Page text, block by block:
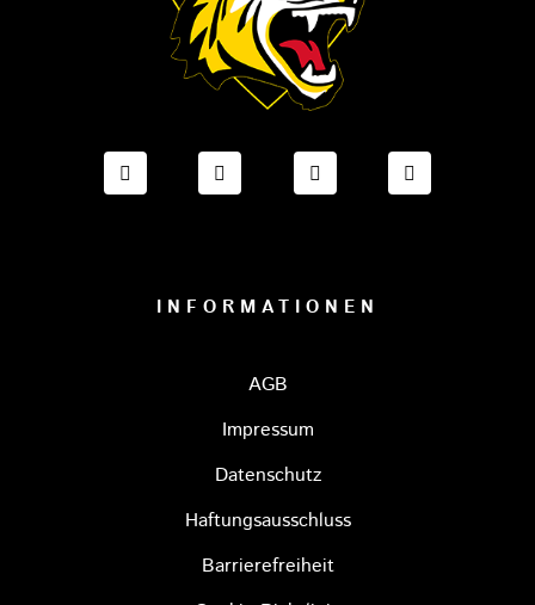
FACEBOOK ONESTO TIGERS BAYREUTH
INSTAGRAM ONESTO TIGERS
TIKTOK ONESTO
INFORMATIONEN
AGB
Impressum
Datenschutz
Haftungsausschluss
Barrierefreiheit